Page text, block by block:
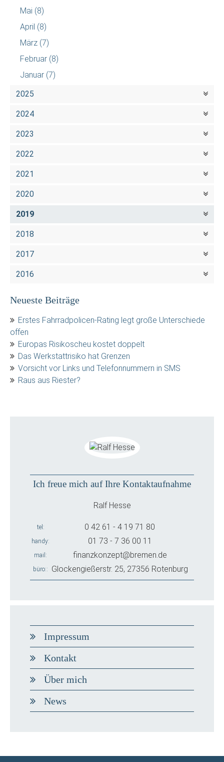
Mai (8)
April (8)
März (7)
Februar (8)
Januar (7)
2025
2024
2023
2022
2021
2020
2019
2018
2017
2016
Neueste Beiträge
Erstes Fahrradpolicen-Rating legt große Unterschiede
offen
Europas Risikoscheu kostet doppelt
Das Werkstattrisiko hat Grenzen
Vorsicht vor Links und Telefonnummern in SMS
Raus aus Riester?
Ich freue mich auf Ihre Kontaktaufnahme
Ralf Hesse
tel 0 42 61 - 4 19 71 80
handy 01 73 - 7 36 00 11
mail finanzkonzept@bremen.de
büro: Glockengießerstr. 25, 27356 Rotenburg
Impressum
Kontakt
Über mich
News